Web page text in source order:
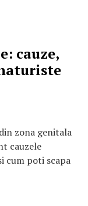
cauze,
zona genitala
cauzele
cum poti scapa